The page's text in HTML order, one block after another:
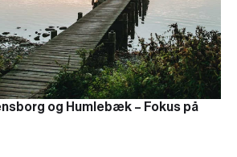
og Humlebæk – Fokus på